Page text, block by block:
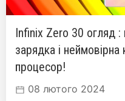
Infinix Zero 30 огляд
зарядка і
процесор!
08 лютого 2024